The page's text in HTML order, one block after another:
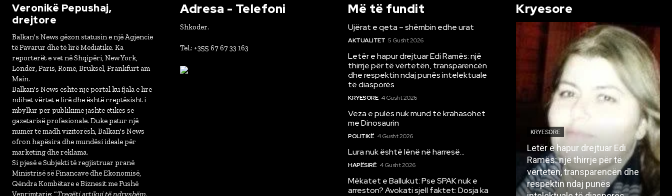
Veronikë Pepushaj,
drejtore
Balkan's News gëzon statusin e një Agjencie
të Pavarur dhe të lirë Mediatike. Ka
reporterët e vet në Shqipëri, New York,
Londër, Paris, Romë, Bruksel, Frankfurt am
Main.
Balkan's News është një portal ku fjala e lirë
ndihet vërtet e lirë dhe është rreptësisht i
mbyllur për publikime jashtë etikës së
gazetarisë profesionale. Duke patur një
numër të madh vizitorësh, Balkan's News
ofron hapësira dhe mundësi ideale për
marketing dhe reklama.
Si pjesë e Subjekti të regjistruar pranë
Ministrisë së Financave dhe Ekonomisë,
Qëndra Kombëtare e Biznesit me Fushë
Veprimtarie: “Tregëti artikuj të ndryshëm,
Adresa - Telefoni
Shkoder.
Tel.: +355 67 67 33 163
Më të fundit
Ujërat e qeta – shëmbin edhe urat
AKTUALITET 5 Gusht 2026
Letër e hapur drejtuar Edi Ramës: një
thirrje për të vërtetën, transparencën
dhe respektin ndaj punës intelektuale
të diasporës
KRYESORE 4 Gusht 2026
Veza e pulës nuk mund të krahasohet
me Dinosaurin
POLITIKË 4 Gusht 2026
Lura nuk është lënë në harresë…
HAPËSIRË 4 Gusht 2026
Mëkatet e Ballukut: Pse SPAK nuk e
arreston? Avokati sjell faktet: Dosja ka
Kryesore
KRYESORE
Letër e hapur drejtuar Edi
Ramës: një thirrje për të
vërtetën, transparencën dhe
respektin ndaj punës